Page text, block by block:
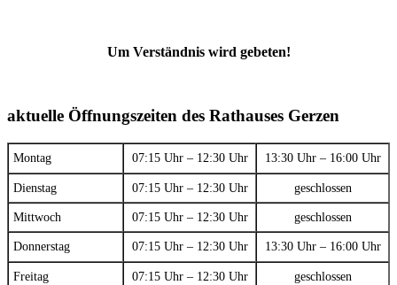
Um Verständnis wird gebeten!
aktuelle Öffnungszeiten des Rathauses Gerzen
Montag 07:15 Uhr – 12:30 Uhr 13:30 Uhr – 16:00 Uhr
Dienstag 07:15 Uhr – 12:30 Uhr geschlossen
Mittwoch 07:15 Uhr – 12:30 Uhr geschlossen
Donnerstag 07:15 Uhr – 12:30 Uhr 13:30 Uhr – 16:00 Uhr
Freitag 07:15 Uhr – 12:30 Uhr geschlossen